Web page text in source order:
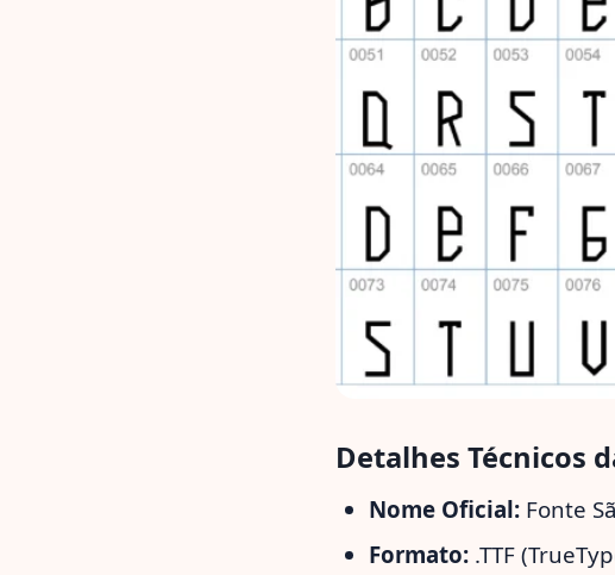
Detalhes Técnicos
Nome Oficial: Fonte
Formato: .TTF